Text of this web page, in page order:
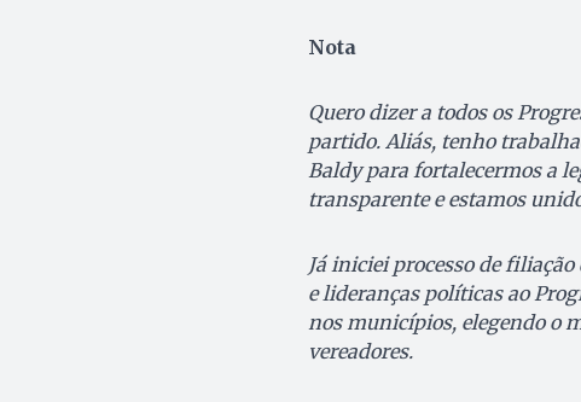
Nota
Quero dizer a todos os
partido. Aliás, tenho
Baldy para fortalecermos a
transparente e estamos
Já iniciei processo de
e lideranças políticas ao
nos municípios, elegendo o
vereadores.